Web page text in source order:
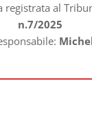
registrata al
n.7/2025